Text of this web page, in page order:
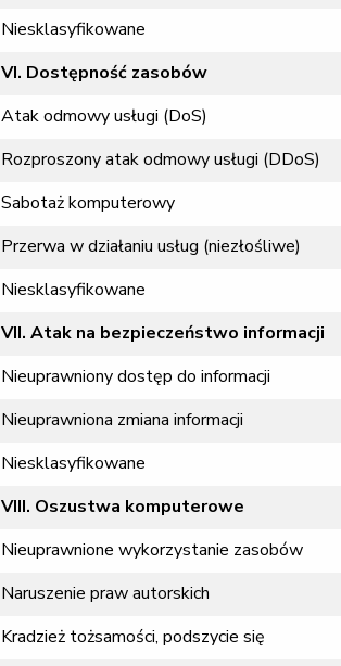
Niesklasyfikowane
VI. Dostępność zasobów
Atak odmowy usługi (DoS)
Rozproszony atak odmowy usługi (DDoS)
Sabotaż komputerowy
Przerwa w działaniu usług (niezłośliwe)
Niesklasyfikowane
VII. Atak na bezpieczeństwo informacji
Nieuprawniony dostęp do informacji
Nieuprawniona zmiana informacji
Niesklasyfikowane
VIII. Oszustwa komputerowe
Nieuprawnione wykorzystanie zasobów
Naruszenie praw autorskich
Kradzież tożsamości, podszycie się